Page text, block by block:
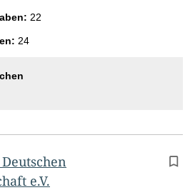
22
24
e.V.